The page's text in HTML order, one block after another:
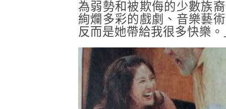
為弱勢和被欺侮的少數族
絢爛多彩的戲劇、音樂藝
反而是她帶給我很多快樂